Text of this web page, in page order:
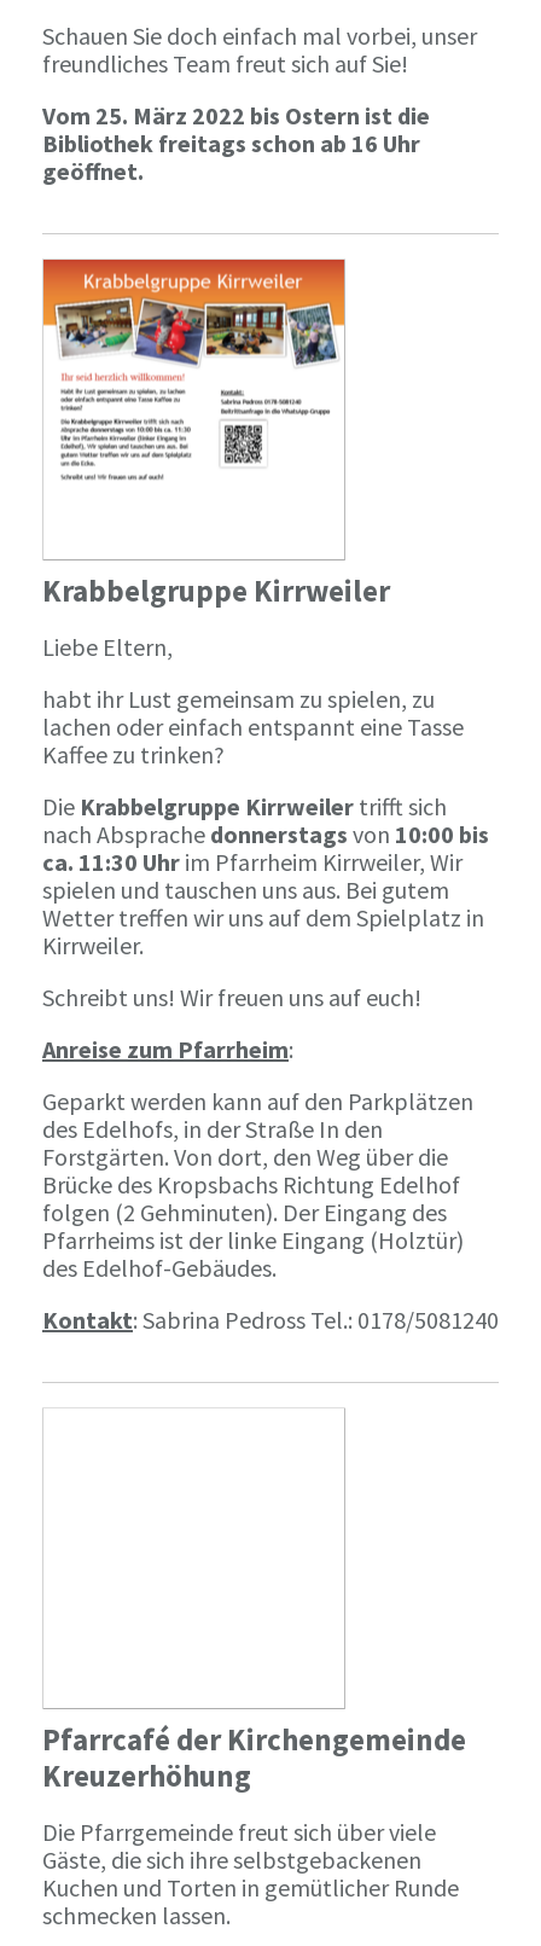
Schauen Sie doch einfach mal vorbei, unser
freundliches Team freut sich auf Sie!
Vom 25. März 2022 bis Ostern ist die
Bibliothek freitags schon ab 16 Uhr
geöffnet.
Krabbelgruppe Kirrweiler
Liebe Eltern,
habt ihr Lust gemeinsam zu spielen, zu
lachen oder einfach entspannt eine Tasse
Kaffee zu trinken?
Die Krabbelgruppe Kirrweiler trifft sich
nach Absprache donnerstags von 10:00 bis
ca. 11:30 Uhr im Pfarrheim Kirrweiler, Wir
spielen und tauschen uns aus. Bei gutem
Wetter treffen wir uns auf dem Spielplatz in
Kirrweiler.
Schreibt uns! Wir freuen uns auf euch!
Anreise zum Pfarrheim:
Geparkt werden kann auf den Parkplätzen
des Edelhofs, in der Straße In den
Forstgärten. Von dort, den Weg über die
Brücke des Kropsbachs Richtung Edelhof
folgen (2 Gehminuten). Der Eingang des
Pfarrheims ist der linke Eingang (Holztür)
des Edelhof-Gebäudes.
Kontakt: Sabrina Pedross Tel.: 0178/5081240
Pfarrcafé der Kirchengemeinde
Kreuzerhöhung
Die Pfarrgemeinde freut sich über viele
Gäste, die sich ihre selbstgebackenen
Kuchen und Torten in gemütlicher Runde
schmecken lassen.